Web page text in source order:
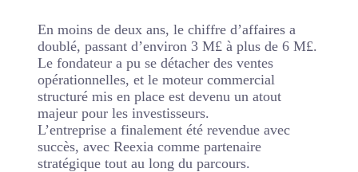
En moins de deux ans, le chiffre d’affaires a
doublé, passant d’environ 3 M£ à plus de 6 M£.
Le fondateur a pu se détacher des ventes
opérationnelles, et le moteur commercial
structuré mis en place est devenu un atout
majeur pour les investisseurs.
L’entreprise a finalement été revendue avec
succès, avec Reexia comme partenaire
stratégique tout au long du parcours.